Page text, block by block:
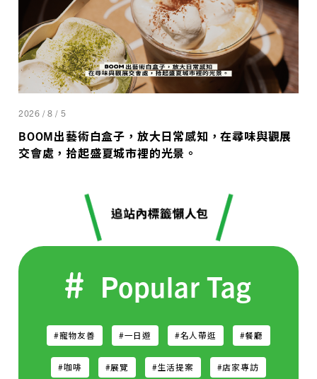
2026 / 8 / 5
BOOM出藝術白盒子，放大日常感知，在尋味與觀展
交會處，拾起盛夏城市裡的光景。
Popular Tag
#寵物友善 #一日遊 #名人帶逛 #餐廳
#咖啡 #展覽 #生活提案 #店家專訪